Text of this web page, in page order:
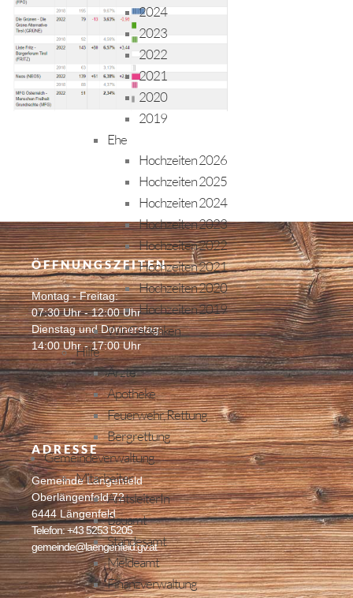
2024
2023
2022
2021
2020
2019
Ehe
Hochzeiten 2026
Hochzeiten 2025
Hochzeiten 2024
Hochzeiten 2023
Hochzeiten 2022
Hochzeiten 2021
Hochzeiten 2020
Hochzeiten 2019
Wir Gedenken
Hilfe
Ärzte
Apotheke
Feuerwehr, Rettung
Bergrettung
Gemeindeverwaltung
Mitarbeiter
AmtsleiterIn
Bauamt
Standesamt
Meldeamt
Finanzverwaltung
ÖFFNUNGSZEITEN
Montag - Freitag:
07:30 Uhr - 12:00 Uhr
Dienstag und Donnerstag:
14:00 Uhr - 17:00 Uhr
ADRESSE
Gemeinde Längenfeld
Oberlängenfeld 72
6444 Längenfeld
Telefon: +43 5253 5205
gemeinde@laengenfeld.gv.at